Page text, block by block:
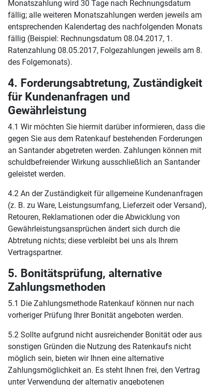
Monatszahlung wird 30 Tage nach Rechnungsdatum
fällig; alle weiteren Monatszahlungen werden jeweils am
entsprechenden Kalendertag des nachfolgenden Monats
fällig (Beispiel: Rechnungsdatum 08.04.2017, 1.
Ratenzahlung 08.05.2017, Folgezahlungen jeweils am 8.
des Folgemonats).
4. Forderungsabtretung, Zuständigkeit
für Kundenanfragen und
Gewährleistung
4.1 Wir möchten Sie hiermit darüber informieren, dass die
gegen Sie aus dem Ratenkauf bestehenden Forderungen
an Santander abgetreten werden. Zahlungen können mit
schuldbefreiender Wirkung ausschließlich an Santander
geleistet werden.
4.2 An der Zuständigkeit für allgemeine Kundenanfragen
(z. B. zu Ware, Leistungsumfang, Lieferzeit oder Versand),
Retouren, Reklamationen oder die Abwicklung von
Gewährleistungsansprüchen ändert sich durch die
Abtretung nichts; diese verbleibt bei uns als Ihrem
Vertragspartner.
5. Bonitätsprüfung, alternative
Zahlungsmethoden
5.1 Die Zahlungsmethode Ratenkauf können nur nach
vorheriger Prüfung Ihrer Bonität angeboten werden.
5.2 Sollte aufgrund nicht ausreichender Bonität oder aus
sonstigen Gründen die Nutzung des Ratenkaufs nicht
möglich sein, bieten wir Ihnen eine alternative
Zahlungsmöglichkeit an. Es steht Ihnen frei, den Vertrag
unter Verwendung der alternativ angebotenen